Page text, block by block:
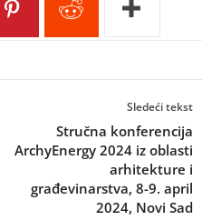
Sledeći tekst
Stručna konferencija
ArchyEnergy 2024 iz oblasti
arhitekture i
građevinarstva, 8-9. april
2024, Novi Sad